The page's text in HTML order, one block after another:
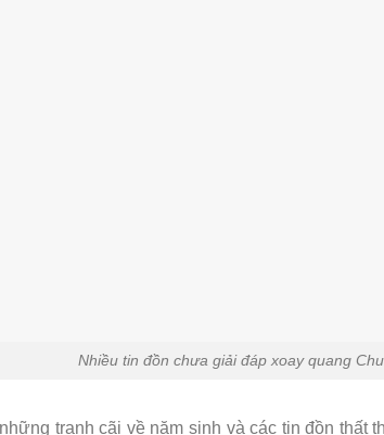
Nhiều tin đồn chưa giải đáp xoay quang
tranh cãi về năm sinh và các tin đồn thất